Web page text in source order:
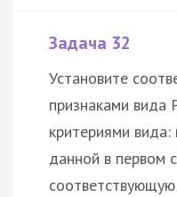
Задача 32
Установите
признаками вида
критериями
данной в первом